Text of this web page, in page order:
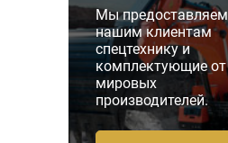
Мы предоставляем
нашим клиентам
спецтехнику и
комплектующие от
мировых
производителей.